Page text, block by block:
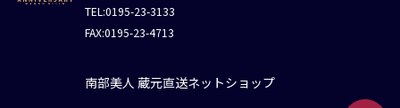
TEL:0195-23-3133
FAX:0195-23-4713
南部美人 蔵元直送ネットショップ